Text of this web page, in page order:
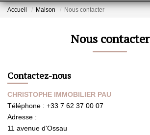
BIENS VENDUS
VENDRE
Notre Équipe
Accueil Maison Nous contacter
Nous contacter
Contactez-nous
CHRISTOPHE IMMOBILIER PAU
Téléphone : +33 7 62 37 00 07
Adresse :
11 avenue d'Ossau